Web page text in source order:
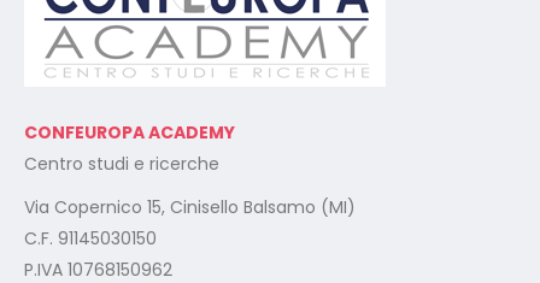
CONFEUROPA ACADEMY
Centro studi e ricerche
Via Copernico 15, Cinisello Balsamo (MI)
C.F. 91145030150
P.IVA 10768150962